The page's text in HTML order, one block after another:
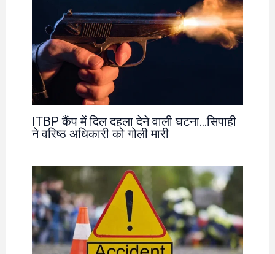
ITBP कैंप में दिल दहला देने वाली घटना…सिपाही
ने वरिष्ठ अधिकारी को गोली मारी